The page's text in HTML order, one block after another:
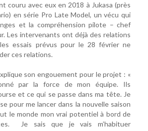
couru avec eux en 2018 à Jukasa (près
en série Pro Late Model, un vécu qui
et la compréhension pilote – chef
Les intervenants ont déjà des relations
essais prévus pour le 28 février ne
ces relations.
son engouement pour le projet : «
par la force de mon équipe. Ils
et ce qui se passe dans ma tête. Je
pour me lancer dans la nouvelle saison
le monde mon vrai potentiel à bord de
Je sais que je vais m’habituer